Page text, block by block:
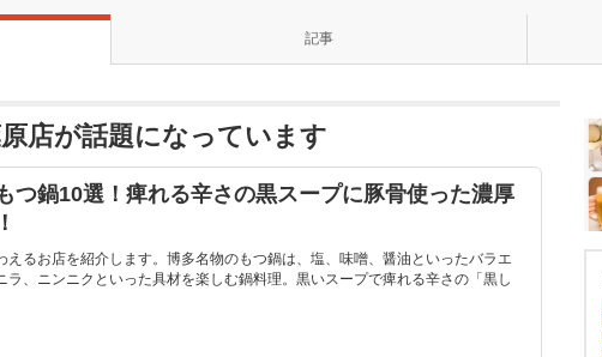
記事
店が話題になっています
つ鍋10選！痺れる辛さの黒スープに豚骨使った濃厚
えるお店を紹介します。博多名物のもつ鍋は、塩、味噌、醤油といったバラエ
ラ、ニンニクといった具材を楽しむ鍋料理。黒いスープで痺れる辛さの「黒し